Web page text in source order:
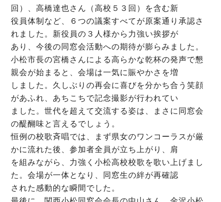
回）、高橋達也さん（高校５３回）を含む新
役員体制など、６つの議案すべてが原案通り承認さ
れました。新役員の３人様から力強い挨拶が
あり、今後の同窓会活動への期待が膨らみました。
小松市長の宮橋さんによる高らかな乾杯の発声で懇
親会が始まると、会場は一気に賑やかさを増
しました。久しぶりの再会に喜びを分かち合う笑顔
があふれ、あちこちで記念撮影が行われてい
ました。世代を超えて交流する姿は、まさに同窓会
の醍醐味と言えるでしょう。
恒例の校歌斉唱では、まず県女のワンコーラスが厳
かに流れた後、参加者全員が立ち上がり、肩
を組みながら、力強く小松高校校歌を歌い上げまし
た。会場が一体となり、同窓生の絆が再確認
された感動的な瞬間でした。